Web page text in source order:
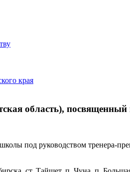
края
область),
под руководством тренера-